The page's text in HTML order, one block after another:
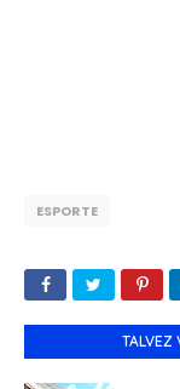
ESPORTE
TALVEZ